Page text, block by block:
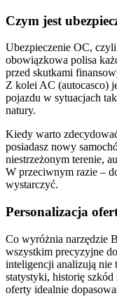
Czym jest
Ubezpieczenie OC,
obowiązkowa polisa
przed skutkami
Z kolei AC (autocasco)
pojazdu w sytuacjach
natury.
Kiedy warto
posiadasz nowy
niestrzeżonym terenie,
W przeciwnym razie –
wystarczyć.
Personalizacja
Co wyróżnia narzędzie
wszystkim precyzyjne
inteligencji analizują nie
statystyki, historię
oferty idealnie